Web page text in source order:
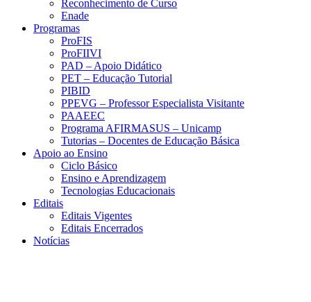
Reconhecimento de Curso
Enade
Programas
ProFIS
ProFIIVI
PAD – Apoio Didático
PET – Educação Tutorial
PIBID
PPEVG – Professor Especialista Visitante
PAAEEC
Programa AFIRMASUS – Unicamp
Tutorias – Docentes de Educação Básica
Apoio ao Ensino
Ciclo Básico
Ensino e Aprendizagem
Tecnologias Educacionais
Editais
Editais Vigentes
Editais Encerrados
Notícias